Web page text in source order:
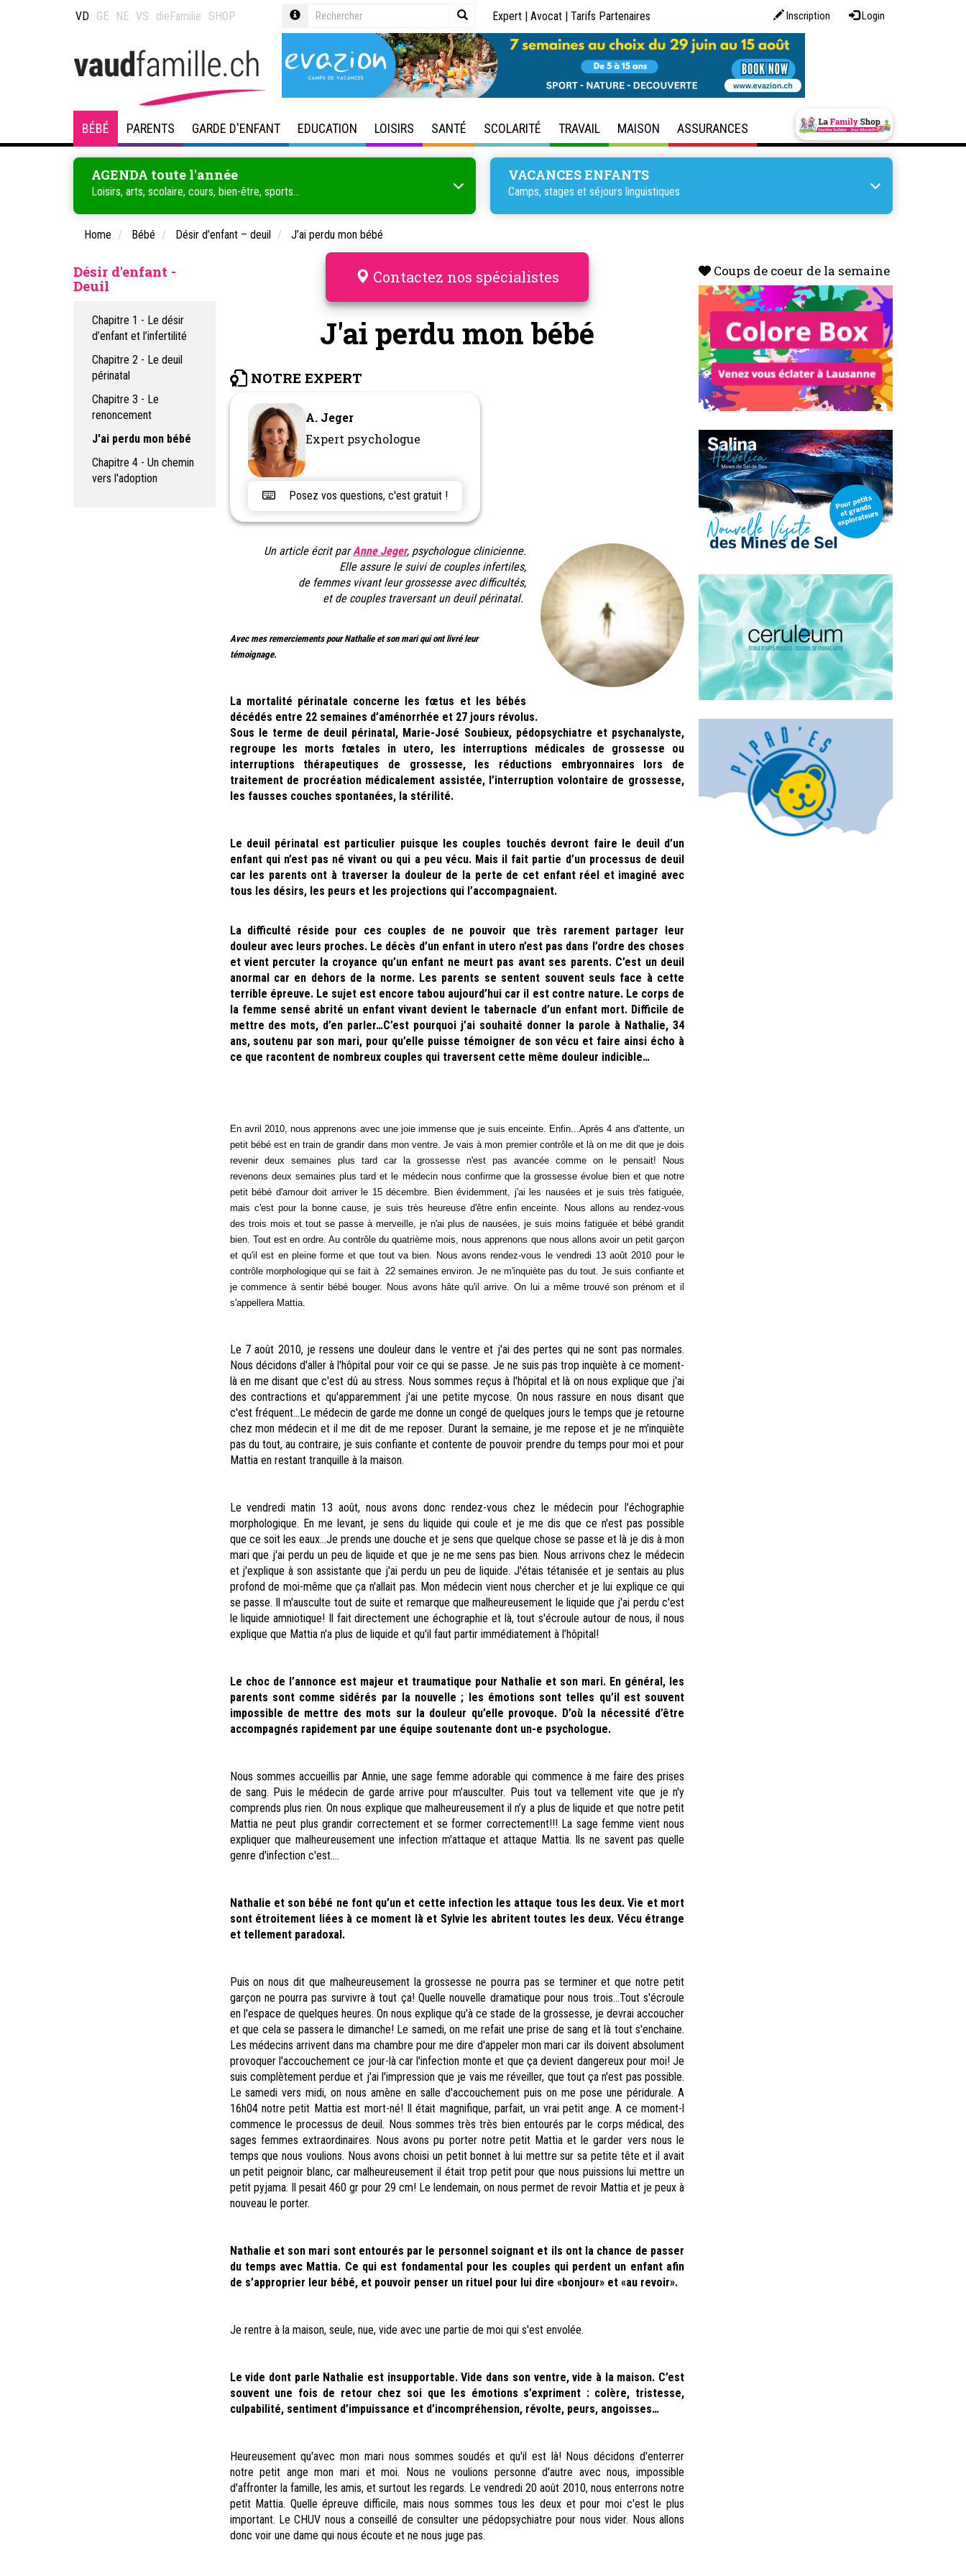
VD GE NE VS dieFamilie SHOP Inscription Login
Expert | Avocat | Tarifs Partenaires
BÉBÉ PARENTS GARDE D'ENFANT EDUCATION LOISIRS SANTÉ SCOLARITÉ TRAVAIL MAISON ASSURANCES
AGENDA toute l'année
Loisirs, arts, scolaire, cours, bien-être, sports...
VACANCES ENFANTS
Camps, stages et séjours linguistiques
Home Bébé Désir d’enfant – deuil J’ai perdu mon bébé
Désir d'enfant -
Deuil
Chapitre 1 - Le désir
d’enfant et l’infertilité
Chapitre 2 - Le deuil
périnatal
Chapitre 3 - Le
renoncement
J'ai perdu mon bébé
Chapitre 4 - Un chemin
vers l'adoption
Contactez nos spécialistes
J'ai perdu mon bébé
NOTRE EXPERT
A. Jeger
Expert psychologue
Posez vos questions, c'est gratuit !
Un article écrit parAnne Jeger, psychologue clinicienne.
Elle assure le suivi de couples infertiles,
de femmes vivant leur grossesse avec difficultés,
et de couples traversant un deuil périnatal.
Avec mes remerciements pour Nathalie et son mari qui ont livré leur
témoignage.
La mortalité périnatale concerne les fœtus et les bébés
décédés entre 22 semaines d’aménorrhée et 27 jours révolus.
Sous le terme de deuil périnatal, Marie-José Soubieux, pédopsychiatre et psychanalyste,
regroupe les morts fœtales in utero, les interruptions médicales de grossesse ou
interruptions thérapeutiques de grossesse, les réductions embryonnaires lors de
traitement de procréation médicalement assistée, l’interruption volontaire de grossesse,
les fausses couches spontanées, la stérilité.
Le deuil périnatal est particulier puisque les couples touchés devront faire le deuil d’un
enfant qui n’est pas né vivant ou qui a peu vécu. Mais il fait partie d’un processus de deuil
car les parents ont à traverser la douleur de la perte de cet enfant réel et imaginé avec
tous les désirs, les peurs et les projections qui l’accompagnaient.
La difficulté réside pour ces couples de ne pouvoir que très rarement partager leur
douleur avec leurs proches. Le décès d’un enfant in utero n’est pas dans l’ordre des choses
et vient percuter la croyance qu’un enfant ne meurt pas avant ses parents. C’est un deuil
anormal car en dehors de la norme. Les parents se sentent souvent seuls face à cette
terrible épreuve. Le sujet est encore tabou aujourd’hui car il est contre nature. Le corps de
la femme sensé abrité un enfant vivant devient le tabernacle d’un enfant mort. Difficile de
mettre des mots, d’en parler…C’est pourquoi j’ai souhaité donner la parole à Nathalie, 34
ans, soutenu par son mari, pour qu’elle puisse témoigner de son vécu et faire ainsi écho à
ce que racontent de nombreux couples qui traversent cette même douleur indicible…
En avril 2010, nous apprenons avec une joie immense que je suis enceinte. Enfin...Après 4 ans d'attente, un
petit bébé est en train de grandir dans mon ventre. Je vais à mon premier contrôle et là on me dit que je dois
revenir deux semaines plus tard car la grossesse n'est pas avancée comme on le pensait! Nous
revenons deux semaines plus tard et le médecin nous confirme que la grossesse évolue bien et que notre
petit bébé d'amour doit arriver le 15 décembre. Bien évidemment, j'ai les nausées et je suis très fatiguée,
mais c'est pour la bonne cause, je suis très heureuse d'être enfin enceinte. Nous allons au rendez-vous
des trois mois et tout se passe à merveille, je n'ai plus de nausées, je suis moins fatiguée et bébé grandit
bien. Tout est en ordre. Au contrôle du quatrième mois, nous apprenons que nous allons avoir un petit garçon
et qu'il est en pleine forme et que tout va bien. Nous avons rendez-vous le vendredi 13 août 2010 pour le
contrôle morphologique qui se fait à 22 semaines environ. Je ne m'inquiète pas du tout. Je suis confiante et
je commence à sentir bébé bouger. Nous avons hâte qu'il arrive. On lui a même trouvé son prénom et il
s'appellera Mattia.
Le 7 août 2010, je ressens une douleur dans le ventre et j'ai des pertes qui ne sont pas normales.
Nous décidons d'aller à l'hôpital pour voir ce qui se passe. Je ne suis pas trop inquiète à ce moment-
là en me disant que c'est dû au stress. Nous sommes reçus à l'hôpital et là on nous explique que j'ai
des contractions et qu'apparemment j'ai une petite mycose. On nous rassure en nous disant que
c'est fréquent...Le médecin de garde me donne un congé de quelques jours le temps que je retourne
chez mon médecin et il me dit de me reposer. Durant la semaine, je me repose et je ne m'inquiète
pas du tout, au contraire, je suis confiante et contente de pouvoir prendre du temps pour moi et pour
Mattia en restant tranquille à la maison.
Le vendredi matin 13 août, nous avons donc rendez-vous chez le médecin pour l'échographie
morphologique. En me levant, je sens du liquide qui coule et je me dis que ce n'est pas possible
que ce soit les eaux...Je prends une douche et je sens que quelque chose se passe et là je dis à mon
mari que j'ai perdu un peu de liquide et que je ne me sens pas bien. Nous arrivons chez le médecin
et j'explique à son assistante que j'ai perdu un peu de liquide. J'étais tétanisée et je sentais au plus
profond de moi-même que ça n'allait pas. Mon médecin vient nous chercher et je lui explique ce qui
se passe. Il m'ausculte tout de suite et remarque que malheureusement le liquide que j'ai perdu c'est
le liquide amniotique! Il fait directement une échographie et là, tout s'écroule autour de nous, il nous
explique que Mattia n'a plus de liquide et qu'il faut partir immédiatement à l’hôpital!
Le choc de l’annonce est majeur et traumatique pour Nathalie et son mari. En général, les
parents sont comme sidérés par la nouvelle ; les émotions sont telles qu’il est souvent
impossible de mettre des mots sur la douleur qu’elle provoque. D’où la nécessité d’être
accompagnés rapidement par une équipe soutenante dont un-e psychologue.
Nous sommes accueillis par Annie, une sage femme adorable qui commence à me faire des prises
de sang. Puis le médecin de garde arrive pour m'ausculter. Puis tout va tellement vite que je n'y
comprends plus rien. On nous explique que malheureusement il n’y a plus de liquide et que notre petit
Mattia ne peut plus grandir correctement et se former correctement!!! La sage femme vient nous
expliquer que malheureusement une infection m'attaque et attaque Mattia. Ils ne savent pas quelle
genre d'infection c'est....
Nathalie et son bébé ne font qu’un et cette infection les attaque tous les deux. Vie et mort
sont étroitement liées à ce moment là et Sylvie les abritent toutes les deux. Vécu étrange
et tellement paradoxal.
Puis on nous dit que malheureusement la grossesse ne pourra pas se terminer et que notre petit
garçon ne pourra pas survivre à tout ça! Quelle nouvelle dramatique pour nous trois...Tout s'écroule
en l'espace de quelques heures. On nous explique qu'à ce stade de la grossesse, je devrai accoucher
et que cela se passera le dimanche! Le samedi, on me refait une prise de sang et là tout s'enchaine.
Les médecins arrivent dans ma chambre pour me dire d'appeler mon mari car ils doivent absolument
provoquer l'accouchement ce jour-là car l'infection monte et que ça devient dangereux pour moi! Je
suis complètement perdue et j'ai l'impression que je vais me réveiller, que tout ça n'est pas possible.
Le samedi vers midi, on nous amène en salle d'accouchement puis on me pose une péridurale. A
16h04 notre petit Mattia est mort-né! Il était magnifique, parfait, un vrai petit ange. A ce moment-l
commence le processus de deuil. Nous sommes très très bien entourés par le corps médical, des
sages femmes extraordinaires. Nous avons pu porter notre petit Mattia et le garder vers nous le
temps que nous voulions. Nous avons choisi un petit bonnet à lui mettre sur sa petite tête et il avait
un petit peignoir blanc, car malheureusement il était trop petit pour que nous puissions lui mettre un
petit pyjama. Il pesait 460 gr pour 29 cm! Le lendemain, on nous permet de revoir Mattia et je peux à
nouveau le porter.
Nathalie et son mari sont entourés par le personnel soignant et ils ont la chance de passer
du temps avec Mattia. Ce qui est fondamental pour les couples qui perdent un enfant afin
de s’approprier leur bébé, et pouvoir penser un rituel pour lui dire «bonjour» et «au revoir».
Je rentre à la maison, seule, nue, vide avec une partie de moi qui s'est envolée.
Le vide dont parle Nathalie est insupportable. Vide dans son ventre, vide à la maison. C’est
souvent une fois de retour chez soi que les émotions s’expriment : colère, tristesse,
culpabilité, sentiment d’impuissance et d’incompréhension, révolte, peurs, angoisses…
Heureusement qu'avec mon mari nous sommes soudés et qu'il est là! Nous décidons d'enterrer
notre petit ange mon mari et moi. Nous ne voulions personne d'autre avec nous, impossible
d'affronter la famille, les amis, et surtout les regards. Le vendredi 20 août 2010, nous enterrons notre
petit Mattia. Quelle épreuve difficile, mais nous sommes tous les deux et pour moi c'est le plus
important. Le CHUV nous a conseillé de consulter une pédopsychiatre pour nous vider. Nous allons
donc voir une dame qui nous écoute et ne nous juge pas.
Coups de coeur de la semaine